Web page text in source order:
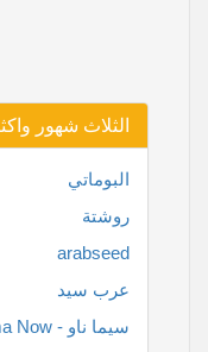
الثلاث شهور
البوماتي
روشتة
arabseed
عرب سيد
سيما ناو - Cima Now